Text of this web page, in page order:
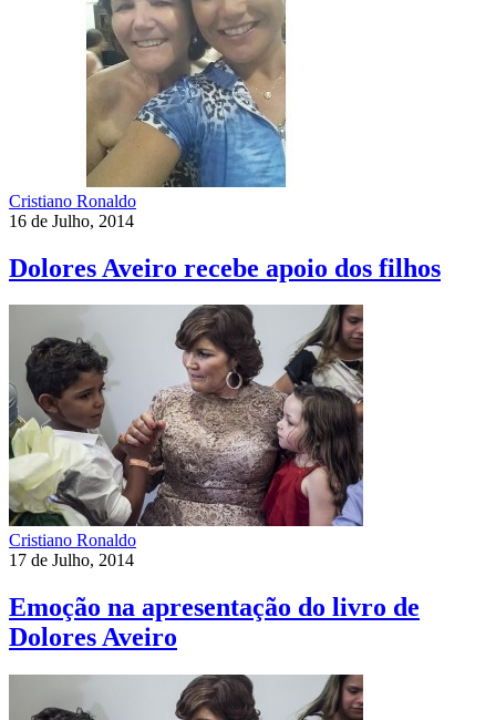
Cristiano Ronaldo
16 de Julho, 2014
Dolores Aveiro recebe apoio dos filhos
Cristiano Ronaldo
17 de Julho, 2014
Emoção na apresentação do livro de
Dolores Aveiro